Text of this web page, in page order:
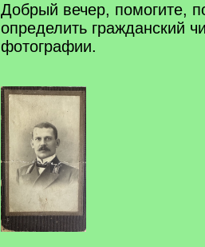
Добрый вечер, помогите,
определить гражданский
фотографии.